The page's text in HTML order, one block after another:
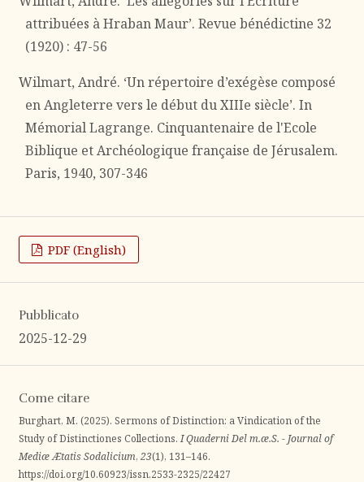
attribuées à Hraban Maur’. Revue bénédictine 32
(1920) : 47-56
Wilmart, André. ‘Un répertoire d’exégèse composé
en Angleterre vers le début du XIIIe siècle’. In
Mémorial Lagrange. Cinquantenaire de l'Ecole
Biblique et Archéologique française de Jérusalem.
Paris, 1940, 307-346
PDF (English)
Pubblicato
2025-12-29
Come citare
Burghart, M. (2025). Sermons of Distinction: a Vindication of the
Study of Distinctiones Collections.I Quaderni Del m.æ.S. - Journal of
Mediæ Ætatis Sodalicium, 23(1), 131–146.
https://doi.org/10.60923/issn.2533-2325/22427